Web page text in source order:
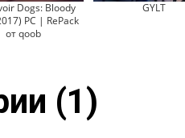
Dogs: Bloody
PC | RePack
от qoob
GYLT
(1)